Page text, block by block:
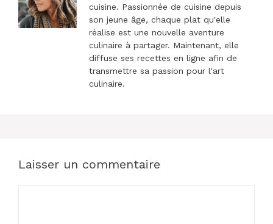
cuisine. Passionnée de cuisine depuis
son jeune âge, chaque plat qu'elle
réalise est une nouvelle aventure
culinaire à partager. Maintenant, elle
diffuse ses recettes en ligne afin de
transmettre sa passion pour l'art
culinaire.
Laisser un commentaire